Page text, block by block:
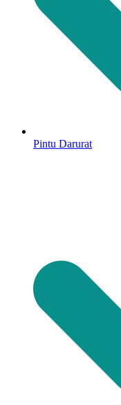
Pintu Darurat